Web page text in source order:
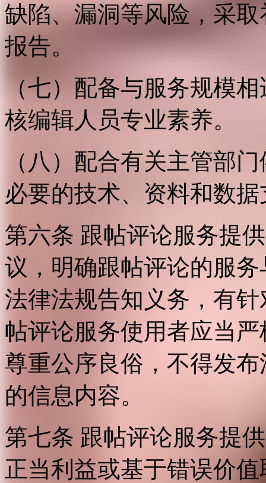
缺陷、漏洞等风险，采
报告。
（七）配备与服务规模
核编辑人员专业素养。
（八）配合有关主管部
必要的技术、资料和数
第六条 跟帖评论服务提
议，明确跟帖评论的服
法律法规告知义务，有
帖评论服务使用者应当
尊重公序良俗，不得发
的信息内容。
第七条 跟帖评论服务提
正当利益或基于错误价